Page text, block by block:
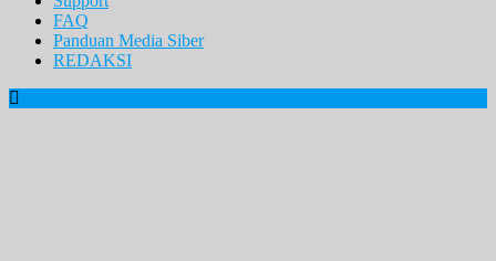
FAQ
Panduan Media Siber
REDAKSI